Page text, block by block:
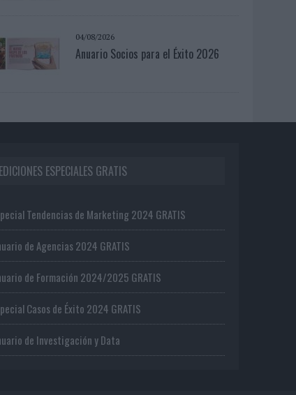
04/08/2026
Anuario Socios para el Éxito 2026
EDICIONES ESPECIALES GRATIS
Tendencias de Marketing 2024 GRATIS
de Agencias 2024 GRATIS
de Formación 2024/2025 GRATIS
Casos de Éxito 2024 GRATIS
de Investigación y Data